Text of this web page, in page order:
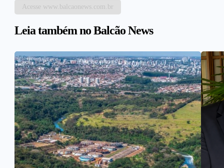
Acesse www.balcaonews.com.br
Leia também no Balcão News